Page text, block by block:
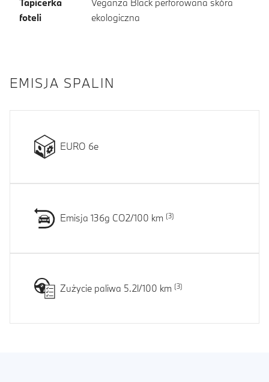
foteli
ekologiczna
EMISJA SPALIN
EURO 6e
Emisja 136g CO2/100 km
Zużycie paliwa 5.2l/100 km